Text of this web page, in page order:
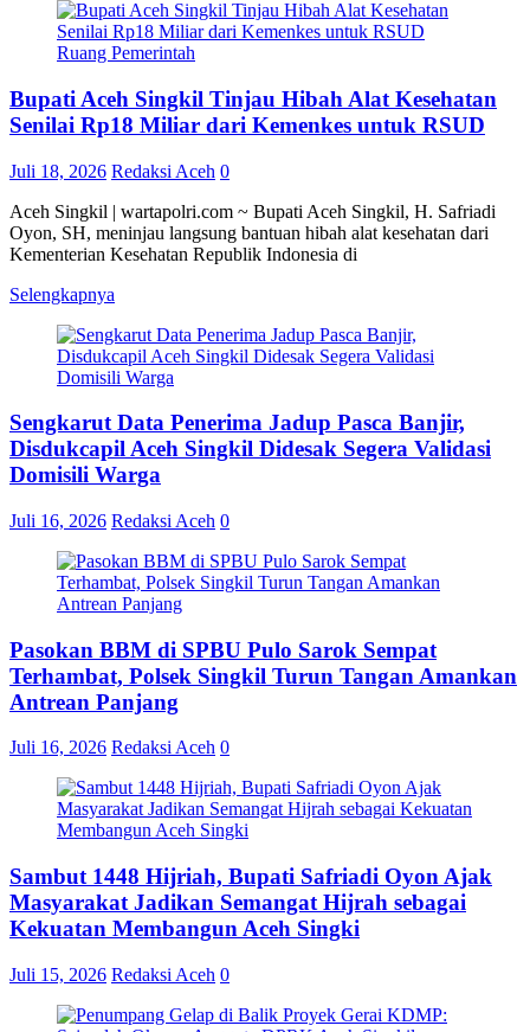
Ruang Pemerintah
Bupati Aceh Singkil Tinjau Hibah Alat Kesehatan
Senilai Rp18 Miliar dari Kemenkes untuk RSUD
Juli 18, 2026 Redaksi Aceh 0
Aceh Singkil | wartapolri.com ~ Bupati Aceh Singkil, H. Safriadi
Oyon, SH, meninjau langsung bantuan hibah alat kesehatan dari
Kementerian Kesehatan Republik Indonesia di
Selengkapnya
Sengkarut Data Penerima Jadup Pasca Banjir,
Disdukcapil Aceh Singkil Didesak Segera Validasi
Domisili Warga
Juli 16, 2026 Redaksi Aceh 0
Pasokan BBM di SPBU Pulo Sarok Sempat
Terhambat, Polsek Singkil Turun Tangan Amankan
Antrean Panjang
Juli 16, 2026 Redaksi Aceh 0
Sambut 1448 Hijriah, Bupati Safriadi Oyon Ajak
Masyarakat Jadikan Semangat Hijrah sebagai
Kekuatan Membangun Aceh Singki
Juli 15, 2026 Redaksi Aceh 0